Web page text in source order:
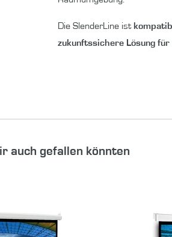
Die SlenderLine ist
zukunftssichere Lösung
auch gefallen könnten